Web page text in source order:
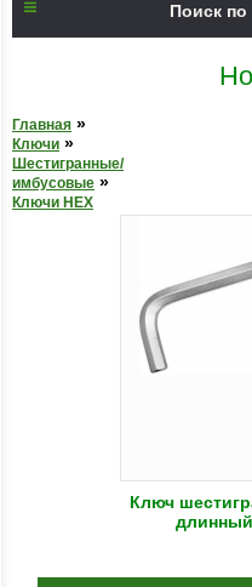
Поиск
Главная »
Ключи »
Шестигранные/
имбусовые »
Ключи HEX
Ключ